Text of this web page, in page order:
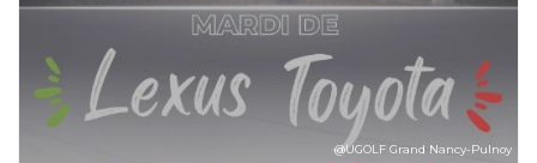
@UGOLF Grand Nancy-Pulnoy